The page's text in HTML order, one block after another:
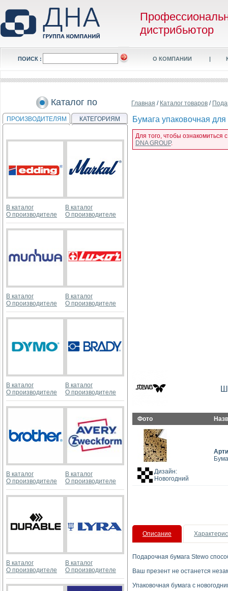
дистрибьютор
ПОИСК : О КОМПАНИИ |
Каталог по
ПРОИЗВОДИТЕЛЯМ КАТЕГОРИЯМ
В каталог
О производителе
В каталог
О производителе
В каталог
О производителе
В каталог
О производителе
В каталог
О производителе
В каталог
О производителе
В каталог
О производителе
В каталог
О производителе
В каталог
О производителе
В каталог
О производителе
Главная / Каталог товаров /
Бумага упаковочная
Для того, чтобы ознакомиться
DNA GROUP.
Фото
Дизайн:
Новогодний
Описание
Подарочная бумага Stewo
Ваш презент не останется
Упаковочная бумага с